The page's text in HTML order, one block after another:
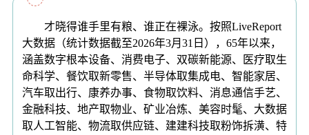
才晓得谁手里有粮、谁正在裸泳。按照LiveReport
大数据（统计数据截至2026年3月31日），65年以来，
涵盖数字根本设备、消费电子、双碳新能源、医疗取生
命科学、餐饮取新零售、半导体取集成电、智能家居、
汽车取出行、康养办事、食物取饮料、消息通信手艺、
金融科技、地产取物业、矿业冶炼、美容时髦、大数据
取人工智能、物流取供应链、建建科技取粉饰拆潢、特